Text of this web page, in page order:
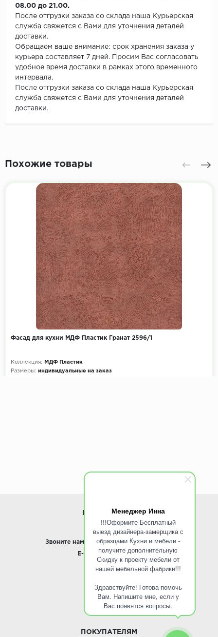
Менеджер Инна
!!!Оформите Бесплатный
выезд дизайнера-замерщика с
образцами Кухни и мебели -
получите дополнительную
Скидку к проекту мебели от
нашей мебельной фабрики!!!
Здравствуйте! Готова помочь
Вам. Напишите мне, если у
Вас появятся вопросы.
08.00 до 21.00.
После отгрузки заказа со склада наша Курьерская
служба свяжется с Вами для уточнения деталей
доставки.
Обращаем ваше внимание: срок хранения заказа у
курьера составляет 7 дней. Просим Вас согласовать
удобное время доставки в рамках этого временного
интервала.
После отгрузки заказа со склада наша Курьерская
служба свяжется с Вами для уточнения деталей
доставки.
Похожие товары
Фасад для кухни МДФ Пластик Гранат 2596/1
Коллекция:
МДФ Пластик
Размеры: индивидуальные на заказ
ИНФОРМАЦИЯ
www.ROINST.ru
Звоните нам: 8 495 797-10-50 / Whatsapp
E-mail: info@roinst.ru
О КОМПАНИИ
О компании
ПОКУПАТЕЛЯМ